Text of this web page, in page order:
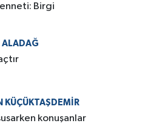
Birgi
ALADAĞ
KÜÇÜKTAŞDEMIR
konuşanlar